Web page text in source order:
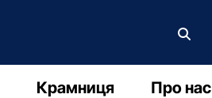
Крамниця Про нас